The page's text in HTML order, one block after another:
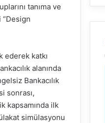
tanıma ve
ederek katkı
alanında
Bankacılık
sonrası,
kapsamında ilk
simülasyonu